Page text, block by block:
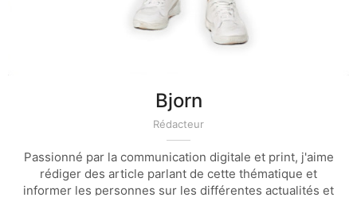
Bjorn
Rédacteur
Passionné par la communication digitale et print, j'aime
rédiger des article parlant de cette thématique et
informer les personnes sur les différentes actualités et